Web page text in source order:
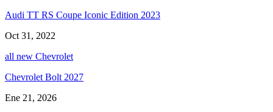
Audi TT RS Coupe Iconic Edition 2023
Oct 31, 2022
all new Chevrolet
Chevrolet Bolt 2027
Ene 21, 2026